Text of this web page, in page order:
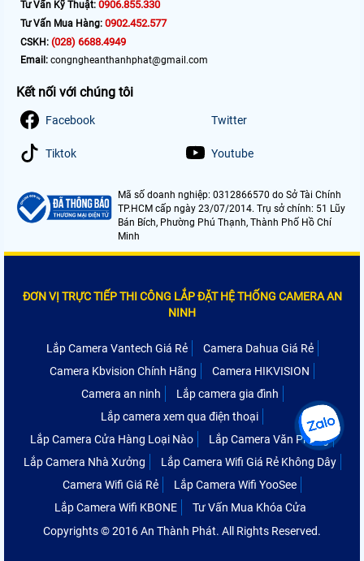
Tư Vấn Kỹ Thuật: 0906.855.330
Tư Vấn Mua Hàng: 0902.452.577
CSKH: (028) 6688.4949
Email: congngheanthanhphat@gmail.com
Kết nối với chúng tôi
Facebook Twitter
Tiktok Youtube
Mã số doanh nghiệp: 0312866570 do Sở Tài Chính
TP.HCM cấp ngày 23/07/2014. Trụ sở chính: 51 Lũy
Bán Bích, Phường Phú Thạnh, Thành Phố Hồ Chí
Minh
ĐƠN VỊ TRỰC TIẾP THI CÔNG LẮP ĐẶT HỆ THỐNG CAMERA AN
NINH
Lắp Camera Vantech Giá Rẻ
Camera Dahua Giá Rẻ
Camera Kbvision Chính Hãng
Camera HIKVISION
Camera an ninh
Lắp camera gia đình
Lắp camera xem qua điện thoại
Lắp Camera Cửa Hàng Loại Nào
Lắp Camera Văn Phòng
Lắp Camera Nhà Xưởng
Lắp Camera Wifi Giá Rẻ Không Dây
Camera Wifi Giá Rẻ
Lắp Camera Wifi YooSee
Lắp Camera Wifi KBONE
Tư Vấn Mua Khóa Cửa
Copyrights © 2016 An Thành Phát. All Rights Reserved.